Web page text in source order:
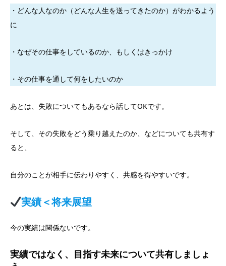
・どんな人なのか（どんな人生を送ってきたのか）がわかるよう
に
・なぜその仕事をしているのか、もしくはきっかけ
・その仕事を通して何をしたいのか
あとは、失敗についてもあるなら話してOKです。
そして、その失敗をどう乗り越えたのか、などについても共有す
ると、
自分のことが相手に伝わりやすく、共感を得やすいです。
実績＜将来展望
今の実績は関係ないです。
実績ではなく、目指す未来について共有しましょ